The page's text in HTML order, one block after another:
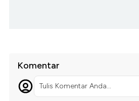
Komentar
Tulis Komentar Anda...